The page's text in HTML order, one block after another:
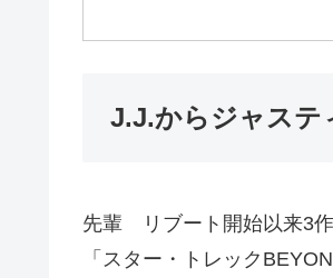
J.J.からジャステ
先輩 リブート開始以来3
「スター・トレック